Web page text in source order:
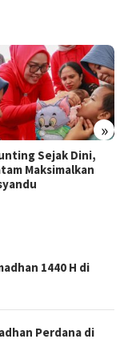
»
Sejak Dini,
Maksimalkan
1440 H di
Perdana di